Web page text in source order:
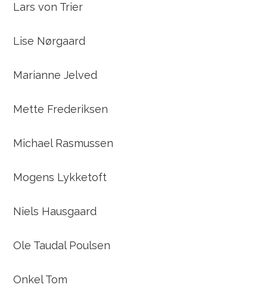
Lars von Trier
Lise Nørgaard
Marianne Jelved
Mette Frederiksen
Michael Rasmussen
Mogens Lykketoft
Niels Hausgaard
Ole Taudal Poulsen
Onkel Tom